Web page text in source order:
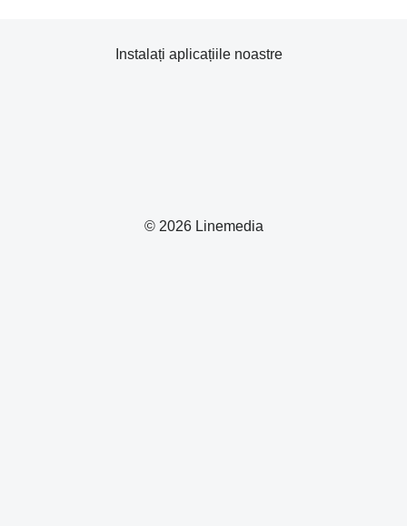
© 2026 Linemedia
Instalați aplicațiile noastre